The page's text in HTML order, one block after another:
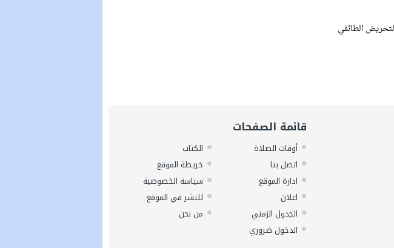
الطائفي
قائمة الصفحات
أوقات الصلاة
اتصل بنا
ادارة الموقع
اعلان
الجدول الزمني
الدخول ضروري
الكتاب
خريطة الموقع
سياسة الخصوصية
للنشر في الموقع
من نحن